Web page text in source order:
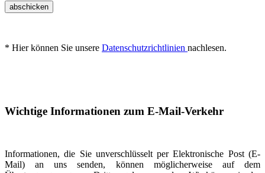
abschicken
* Hier können Sie unsere Datenschutzrichtlinien nachlesen.
Wichtige Informationen zum E-Mail-Verkehr
Informationen, die Sie unverschlüsselt per Elektronische Post (E-
Mail) an uns senden, können möglicherweise auf dem